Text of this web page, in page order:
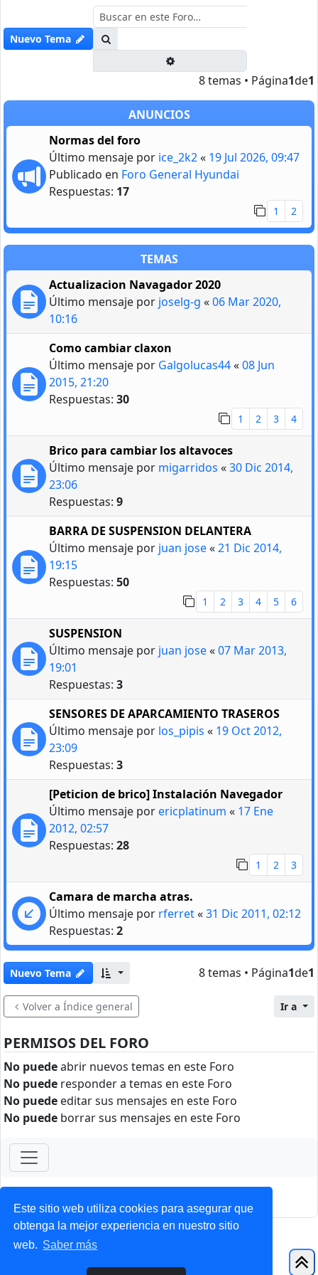
Este sitio web utiliza cookies para asegurar que
obtenga la mejor experiencia en nuestro sitio
web. Saber más
Nuevo Tema
8 temas • Página1de1
ANUNCIOS
Normas del foro
Último mensaje por ice_2k2« 19 Jul 2026, 09:47
Publicado en Foro General Hyundai
Respuestas: 17
1 2
TEMAS
Actualizacion Navagador 2020
Último mensaje por joselg-g «06 Mar 2020,
10:16
Como cambiar claxon
Último mensaje por Galgolucas44«08 Jun
2015, 21:20
Respuestas: 30
1 2 3 4
Brico para cambiar los altavoces
Último mensaje por migarridos «30 Dic 2014,
23:06
Respuestas: 9
BARRA DE SUSPENSION DELANTERA
Último mensaje por juan jose«21 Dic 2014,
19:15
Respuestas: 50
1 2 3 4 5 6
SUSPENSION
Último mensaje por juan jose«07 Mar 2013,
19:01
Respuestas: 3
SENSORES DE APARCAMIENTO TRASEROS
Último mensaje por los_pipis « 19 Oct 2012,
23:09
Respuestas: 3
[Peticion de brico] Instalación Navegador
Último mensaje porericplatinum « 17 Ene
2012, 02:57
Respuestas: 28
1 2 3
Camara de marcha atras.
Último mensaje por rferret«31 Dic 2011, 02:12
Respuestas: 2
Nuevo Tema 8 temas • Página1de1
Volver a Índice general Ir a
PERMISOS DEL FORO
No puedeabrir nuevos temas en este Foro
No puede responder a temas en este Foro
No puede editar sus mensajes en este Foro
No puede borrar sus mensajes en este Foro
ForoClub 2025
Privacidad| Condiciones